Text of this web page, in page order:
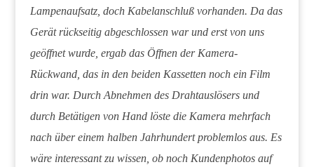
Lampenaufsatz, doch Kabelanschluß vorhanden. Da das
Gerät rückseitig abgeschlossen war und erst von uns
geöffnet wurde, ergab das Öffnen der Kamera-
Rückwand, das in den beiden Kassetten noch ein Film
drin war. Durch Abnehmen des Drahtauslösers und
durch Betätigen von Hand löste die Kamera mehrfach
nach über einem halben Jahrhundert problemlos aus. Es
wäre interessant zu wissen, ob noch Kundenphotos auf